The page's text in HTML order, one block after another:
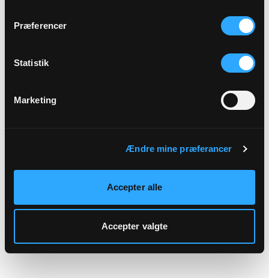
Præferencer
Statistik
Marketing
Ændre mine præferancer
Accepter alle
Accepter valgte